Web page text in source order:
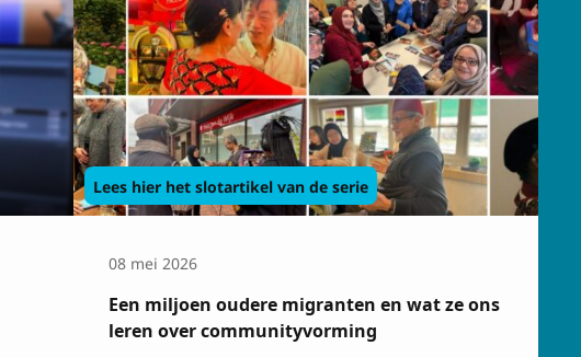
Lees hier het slotartikel van de serie
08 mei 2026
Een miljoen oudere migranten en wat ze ons
leren over communityvorming